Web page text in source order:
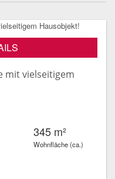
mit vielseitigem
345 m²
Wohnfläche (ca.)